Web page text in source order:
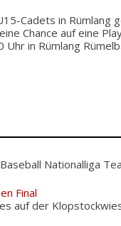
Cadets in
Chance auf eine
in Rümlang
Nationalliga
Final
auf der